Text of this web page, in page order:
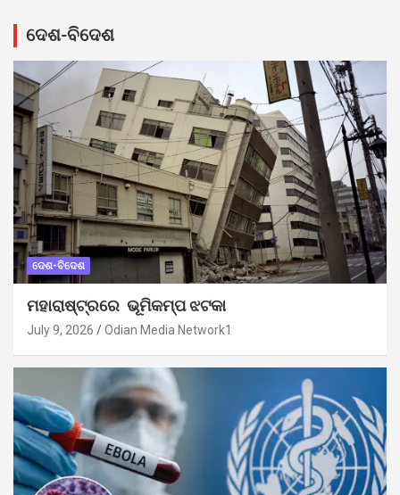
ଦେଶ-ବିଦେଶ
ଦେଶ-ବିଦେଶ
ମହାରାଷ୍ଟ୍ରରେ ଭୂମିକମ୍ପ ଝଟକା
July 9, 2026 Odian Media Network1